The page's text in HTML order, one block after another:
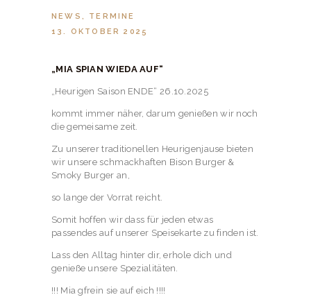
NEWS , TERMINE
13. OKTOBER 2025
„MIA SPIAN WIEDA AUF“
„Heurigen Saison ENDE“ 26.10.2025
kommt immer näher, darum genießen wir noch
die gemeisame zeit.
Zu unserer traditionellen Heurigenjause bieten
wir unsere schmackhaften Bison Burger &
Smoky Burger an,
so lange der Vorrat reicht.
Somit hoffen wir dass für jeden etwas
passendes auf unserer Speisekarte zu finden ist.
Lass den Alltag hinter dir, erhole dich und
genieße unsere Spezialitäten.
!!! Mia gfrein sie auf eich !!!!